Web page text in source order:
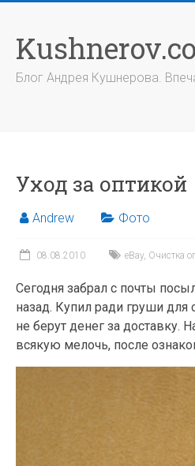
содержимому
Блог Андрея Кушнерова.
Уход за оптикой
Andrew Фото
08.08.2010 eBay, Очистка
Сегодня забрал с почты
назад. Купил ради груши
не берут денег за доставку.
всякую мелочь, после